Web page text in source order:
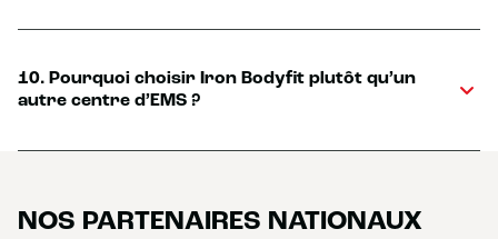
10. Pourquoi choisir Iron Bodyfit plutôt qu’un
autre centre d’EMS ?
NOS PARTENAIRES NATIONAUX